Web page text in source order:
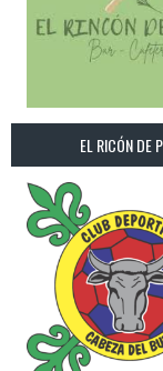
EL RICÓN DE